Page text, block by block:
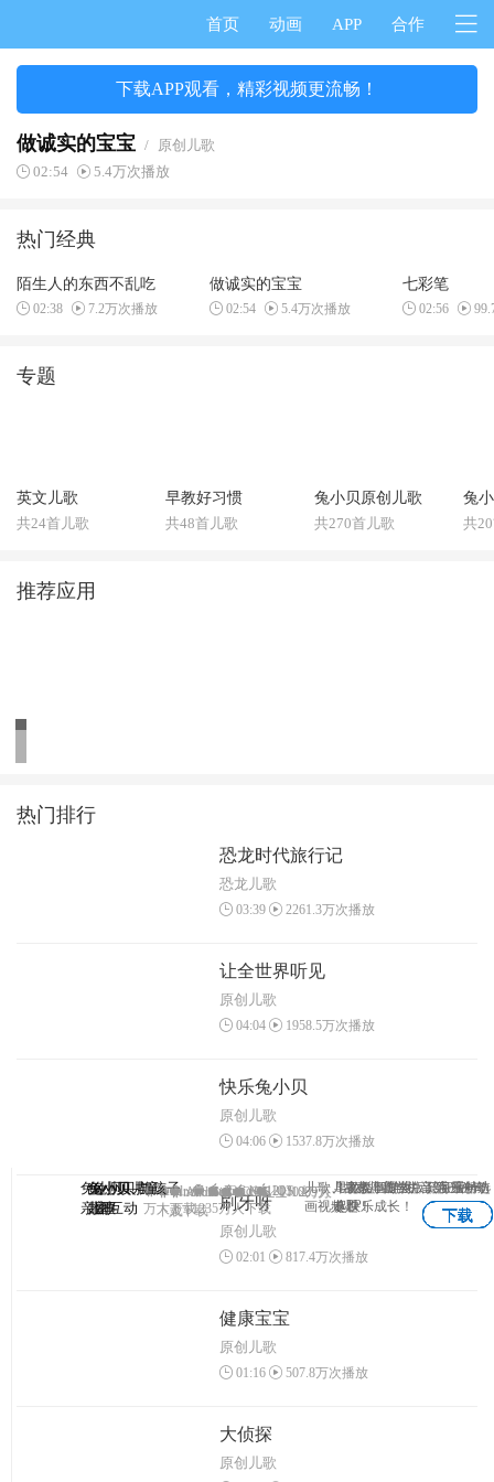
首页 动画 APP 合作
下载APP观看，精彩视频更流畅！
做诚实的宝宝 / 原创儿歌
02:54
5.4万次播放
热门经典
陌生人的东西不乱吃
02:38 7.2万次播放
做诚实的宝宝
02:54 5.4万次播放
七彩笔
02:56
专题
英文儿歌
共24首儿歌
早教好习惯
共48首儿歌
兔小贝原创儿歌
共270首儿歌
兔
共
推荐应用
兔小贝拼
音
Android IOS
1102万人
下载
3-7岁儿童学拼音第一神奇
APP
下载
兔小贝—与孩子
亲密互动
Android
IOS
1235万人下载
早教益智游戏，陪宝宝一
起快乐成长！
下载
兔小贝
儿歌
Android IOS
1203
万人下载
儿歌、故事、国学、识字原创动
画视频！
下载
兔小贝儿童
故事
Android IOS
1069万
人下载
儿童故事专业版，海量精选
专题！
下载
热门排行
恐龙时代旅行记
恐龙儿歌
03:39 2261.3万次播放
让全世界听见
原创儿歌
04:04 1958.5万次播放
快乐兔小贝
原创儿歌
04:06 1537.8万次播放
刷牙呀
原创儿歌
02:01 817.4万次播放
健康宝宝
原创儿歌
01:16 507.8万次播放
大侦探
原创儿歌